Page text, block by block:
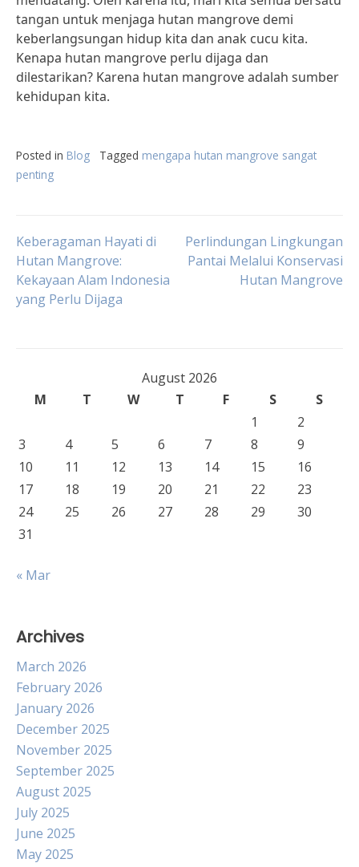
tangan untuk menjaga hutan mangrove demi
keberlangsungan hidup kita dan anak cucu kita.
Kenapa hutan mangrove perlu dijaga dan
dilestarikan? Karena hutan mangrove adalah sumber
kehidupan kita.
Posted in Blog Tagged mengapa hutan mangrove sangat
penting
Post
navigation
Keberagaman Hayati di
Hutan Mangrove:
Kekayaan Alam Indonesia
yang Perlu Dijaga
Perlindungan Lingkungan
Pantai Melalui Konservasi
Hutan Mangrove
August 2026
M
T W T F S
S
1
2
3
4 5 6 7 8
9
10
11 12 13 14 15
16
17
18 19 20 21 22
23
24
25 26 27 28 29
30
31
« Mar
Archives
March 2026
February 2026
January 2026
December 2025
November 2025
September 2025
August 2025
July 2025
June 2025
May 2025